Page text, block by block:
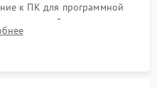
к ПК для программной
настройки порогов
счетчиков старения АКБ.